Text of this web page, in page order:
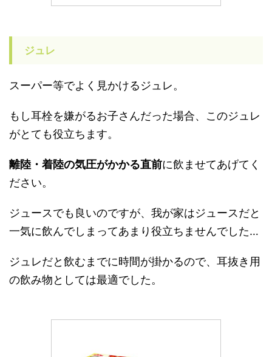
ジュレ
スーパー等でよく見かけるジュレ。
もし耳栓を嫌がるお子さんだった場合、このジュレ
がとても役立ちます。
離陸・着陸の気圧がかかる直前に飲ませてあげてく
ださい。
ジュースでも良いのですが、我が家はジュースだと
一気に飲んでしまってあまり役立ちませんでした…
ジュレだと飲むまでに時間が掛かるので、耳抜き用
の飲み物としては最適でした。